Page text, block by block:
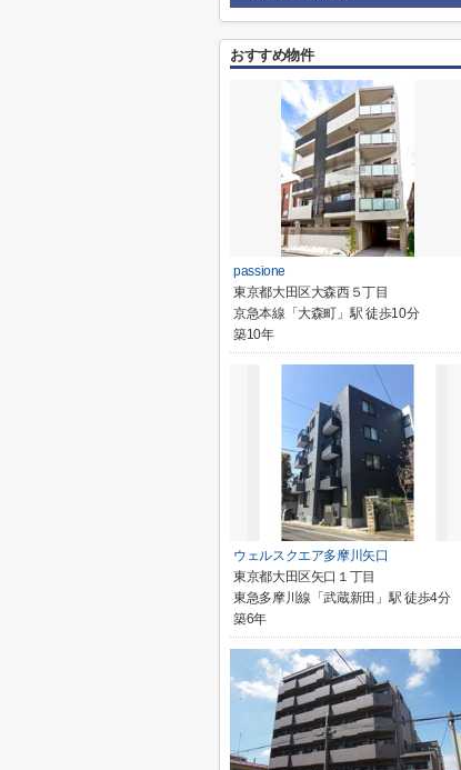
おすすめ物件
passione
東京都大田区大森西５丁目
京急本線「大森町」駅 徒歩10分
築10年
ウェルスクエア多摩川矢口
東京都大田区矢口１丁目
東急多摩川線「武蔵新田」駅 徒歩4分
築6年